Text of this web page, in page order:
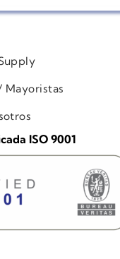
ISO 9001